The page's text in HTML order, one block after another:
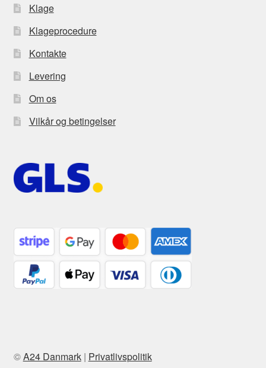
Klage
Klageprocedure
Kontakte
Levering
Om os
Vilkår og betingelser
©A24 Danmark| Privatlivspolitik